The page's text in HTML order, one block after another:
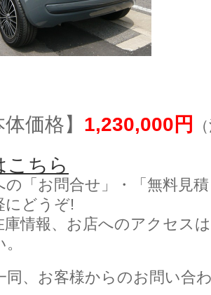
体価格】 1,230,000円
こちら
「お問合せ」・「無料見
にどうぞ!
情報、お店へのアクセス
同、お客様からのお問い合